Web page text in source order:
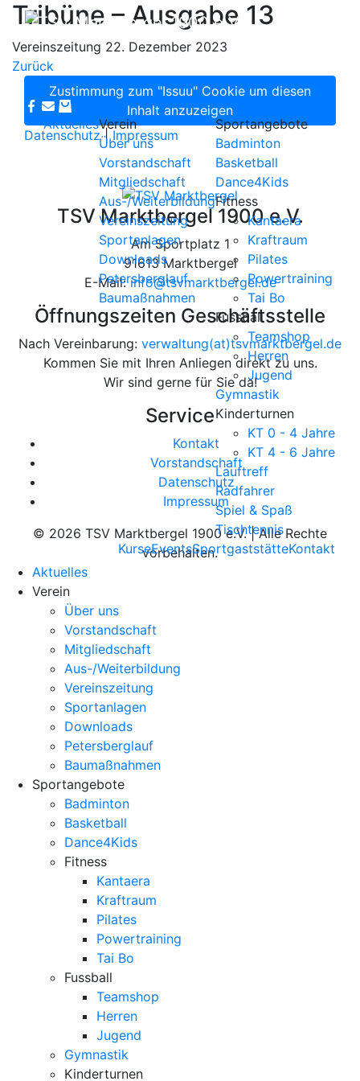
AktuellesVerein
Über uns
Vorstandschaft
Mitgliedschaft
Aus-/Weiterbildung
Vereinszeitung
Sportanlagen
Downloads
Petersberglauf
Baumaßnahmen
Sportangebote
Badminton
Basketball
Dance4Kids
Fitness
Kantaera
Kraftraum
Pilates
Powertraining
Tai Bo
Fussball
Teamshop
Herren
Jugend
Gymnastik
Kinderturnen
KT 0 - 4 Jahre
KT 4 - 6 Jahre
Lauftreff
Radfahrer
Spiel & Spaß
Tischtennis
KurseEventsSportgaststätteKontakt
Tribüne – Ausgabe 13
Vereinszeitung 22. Dezember 2023
Zurück
Zustimmung zum "Issuu" Cookie um diesen
Inhalt anzuzeigen
Datenschutz|Impressum
TSV Marktbergel 1900 e.V.
Am Sportplatz 1
91613 Marktbergel
E-Mail:info@tsvmarktbergel.de
Öffnungszeiten Geschäftsstelle
Nach Vereinbarung: verwaltung(at)tsvmarktbergel.de
Kommen Sie mit Ihren Anliegen direkt zu uns.
Wir sind gerne für Sie da!
Service
Kontakt
Vorstandschaft
Datenschutz
Impressum
© 2026 TSV Marktbergel 1900 e.V. | Alle Rechte
vorbehalten.
Aktuelles
Verein
Über uns
Vorstandschaft
Mitgliedschaft
Aus-/Weiterbildung
Vereinszeitung
Sportanlagen
Downloads
Petersberglauf
Baumaßnahmen
Sportangebote
Badminton
Basketball
Dance4Kids
Fitness
Kantaera
Kraftraum
Pilates
Powertraining
Tai Bo
Fussball
Teamshop
Herren
Jugend
Gymnastik
Kinderturnen